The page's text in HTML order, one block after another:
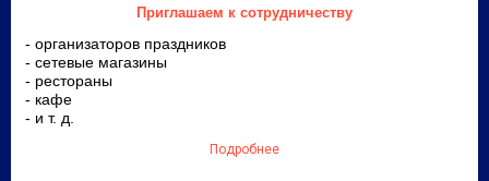
Приглашаем к сотрудничеству
- организаторов праздников
- сетевые магазины
- рестораны
- кафе
- и т. д.
Подробнее